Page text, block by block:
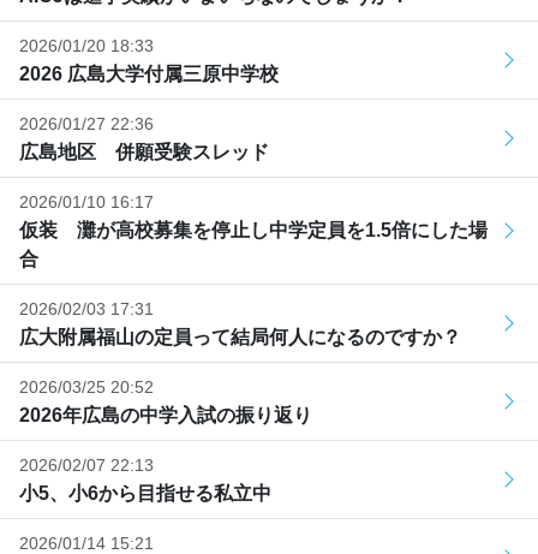
2026/01/20 18:33
2026 広島大学付属三原中学校
2026/01/27 22:36
広島地区 併願受験スレッド
2026/01/10 16:17
仮装 灘が高校募集を停止し中学定員を1.5倍にした場
合
2026/02/03 17:31
広大附属福山の定員って結局何人になるのですか？
2026/03/25 20:52
2026年広島の中学入試の振り返り
2026/02/07 22:13
小5、小6から目指せる私立中
2026/01/14 15:21